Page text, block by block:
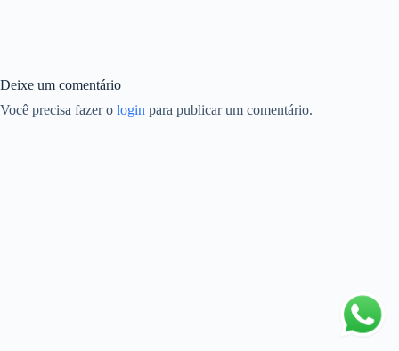
Deixe um comentário
Você precisa fazer o login para publicar um comentário.